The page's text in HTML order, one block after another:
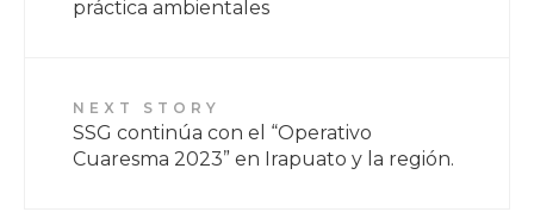
práctica ambientales
NEXT STORY
SSG continúa con el “Operativo
Cuaresma 2023” en Irapuato y la región.